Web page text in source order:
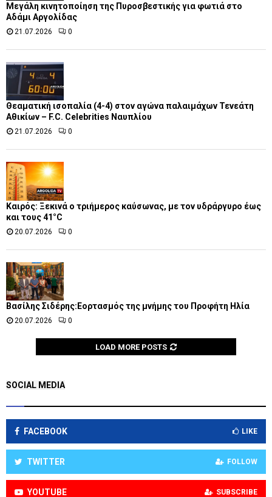
Μεγάλη κινητοποίηση της Πυροσβεστικής για φωτιά στο
Αδάμι Αργολίδας
21.07.2026 0
Θεαματική ισοπαλία (4-4) στον αγώνα παλαιμάχων Τενεάτη
Αθικίων – F.C. Celebrities Ναυπλίου
21.07.2026 0
Καιρός: Ξεκινά ο τριήμερος καύσωνας, με τον υδράργυρο έως
και τους 41°C
20.07.2026 0
Βασίλης Σιδέρης:Εορτασμός της μνήμης του Προφήτη Ηλία
20.07.2026 0
LOAD MORE POSTS
SOCIAL MEDIA
FACEBOOK LIKE
TWITTER FOLLOW
YOUTUBE SUBSCRIBE